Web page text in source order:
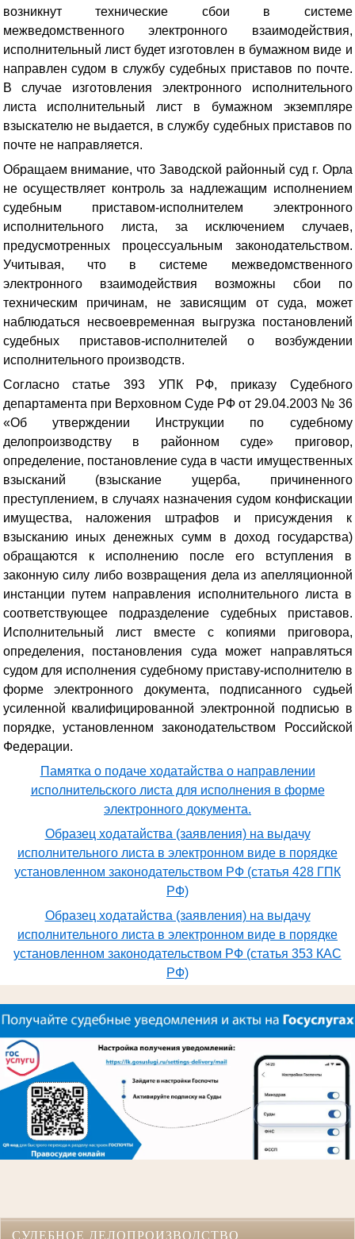
возникнут технические сбои в системе
межведомственного электронного взаимодействия,
исполнительный лист будет изготовлен в бумажном виде и
направлен судом в службу судебных приставов по почте.
В случае изготовления электронного исполнительного
листа исполнительный лист в бумажном экземпляре
взыскателю не выдается, в службу судебных приставов по
почте не направляется.
Обращаем внимание, что Заводской районный суд г. Орла
не осуществляет контроль за надлежащим исполнением
судебным приставом-исполнителем электронного
исполнительного листа, за исключением случаев,
предусмотренных процессуальным законодательством.
Учитывая, что в системе межведомственного
электронного взаимодействия возможны сбои по
техническим причинам, не зависящим от суда, может
наблюдаться несвоевременная выгрузка постановлений
судебных приставов-исполнителей о возбуждении
исполнительного производств.
Согласно статье 393 УПК РФ, приказу Судебного
департамента при Верховном Суде РФ от 29.04.2003 № 36
«Об утверждении Инструкции по судебному
делопроизводству в районном суде» приговор,
определение, постановление суда в части имущественных
взысканий (взыскание ущерба, причиненного
преступлением, в случаях назначения судом конфискации
имущества, наложения штрафов и присуждения к
взысканию иных денежных сумм в доход государства)
обращаются к исполнению после его вступления в
законную силу либо возвращения дела из апелляционной
инстанции путем направления исполнительного листа в
соответствующее подразделение судебных приставов.
Исполнительный лист вместе с копиями приговора,
определения, постановления суда может направляться
судом для исполнения судебному приставу-исполнителю в
форме электронного документа, подписанного судьей
усиленной квалифицированной электронной подписью в
порядке, установленном законодательством Российской
Федерации.
Памятка о подаче ходатайства о направлении
исполнительского листа для исполнения в форме
электронного документа.
Образец ходатайства (заявления) на выдачу
исполнительного листа в электронном виде в порядке
установленном законодательством РФ (статья 428 ГПК
РФ)
Образец ходатайства (заявления) на выдачу
исполнительного листа в электронном виде в порядке
установленном законодательством РФ (статья 353 КАС
РФ)
СУДЕБНОЕ ДЕЛОПРОИЗВОДСТВО